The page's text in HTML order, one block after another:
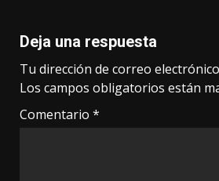
Deja una respuesta
Tu dirección de correo
Los campos obligatorios están
Comentario *